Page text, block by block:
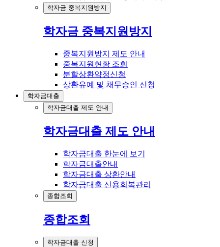
학자금 중복지원방지
학자금 중복지원방지
중복지원방지 제도 안내
중복지원현황 조회
분할상환약정신청
상환유예 및 채무승인 신청
학자금대출
학자금대출 제도 안내
학자금대출 제도 안내
학자금대출 한눈에 보기
학자금대출안내
학자금대출 상환안내
학자금대출 신용회복관리
종합조회
종합조회
학자금대출 신청